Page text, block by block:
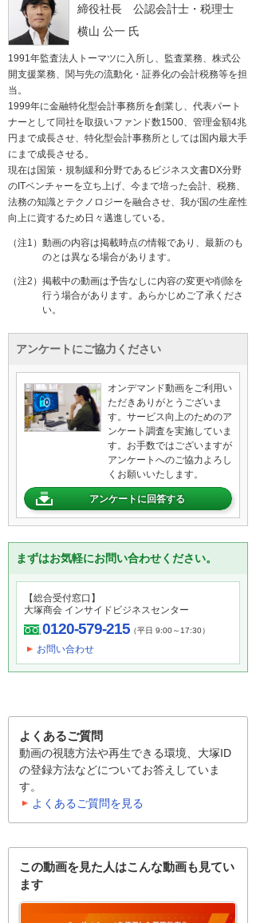
締役社長 公認会計士・税理士
横山 公一 氏
1991年監査法人トーマツに入所し、監査業務、株式公
開支援業務、関与先の流動化・証券化の会計税務等を担
当。
1999年に金融特化型会計事務所を創業し、代表パート
ナーとして同社を取扱いファンド数1500、管理金額4兆
円まで成長させ、特化型会計事務所としては国内最大手
にまで成長させる。
現在は国策・規制緩和分野であるビジネス文書DX分野
のITベンチャーを立ち上げ、今まで培った会計、税務、
法務の知識とテクノロジーを融合させ、我が国の生産性
向上に資するため日々邁進している。
（注1）動画の内容は掲載時点の情報であり、最新のも
のとは異なる場合があります。
（注2）掲載中の動画は予告なしに内容の変更や削除を
行う場合があります。あらかじめご了承くださ
い。
アンケートにご協力ください
オンデマンド動画をご利用い
ただきありがとうございま
す。サービス向上のためのア
ンケート調査を実施していま
す。お手数ではございますが
アンケートへのご協力よろし
くお願いいたします。
アンケートに回答する
まずはお気軽にお問い合わせください。
【総合受付窓口】
大塚商会 インサイドビジネスセンター
0120-579-215（平日 9:00～17:30）
お問い合わせ
よくあるご質問
動画の視聴方法や再生できる環境、大塚ID
の登録方法などについてお答えしていま
す。
よくあるご質問を見る
この動画を見た人はこんな動画も見てい
ます